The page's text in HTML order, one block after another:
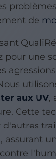
de
pour une
aux UV,
Cette
d'autres
, assurant